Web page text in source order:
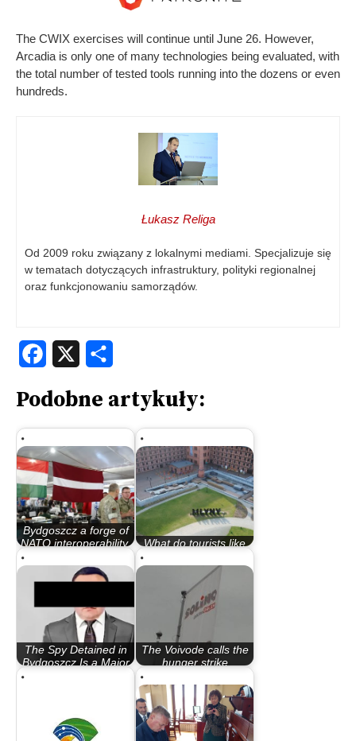
The CWIX exercises will continue until June 26. However,
Arcadia is only one of many technologies being evaluated, with
the total number of tested tools running into the dozens or even
hundreds.
Łukasz Religa
Od 2009 roku związany z lokalnymi mediami. Specjalizuje się
w tematach dotyczących infrastruktury, polityki regionalnej
oraz funkcjonowaniu samorządów.
Facebook
Podobne artykuły:
Bydgoszcz a forge of
NATO interoperability.
What do tourists like
The Spy Detained in
Bydgoszcz Is a Major
The Voivode calls the
hunger strike